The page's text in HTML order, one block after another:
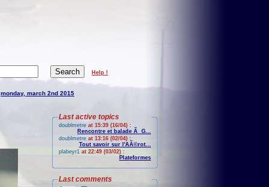
Help !
monday, march 2nd 2015
Last active topics
doublmetre at 15:39 (16/04) :
Rencontre et balade Ã G...
doublmetre at 13:16 (02/04) :
Tout savoir sur l'AÃ©rot...
plabeyr1 at 22:49 (03/02) :
Plateformes
Last comments